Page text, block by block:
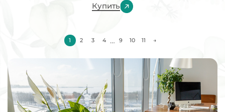
Купить
1 2 3 4 … 9 10 11 →